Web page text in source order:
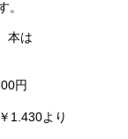
。
本は
円
より